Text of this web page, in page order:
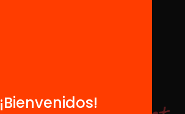
¡Bienvenidos!